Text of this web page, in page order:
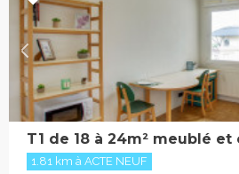
T1 de 18 à 24m² meublé et
1.81 km à ACTE NEUF